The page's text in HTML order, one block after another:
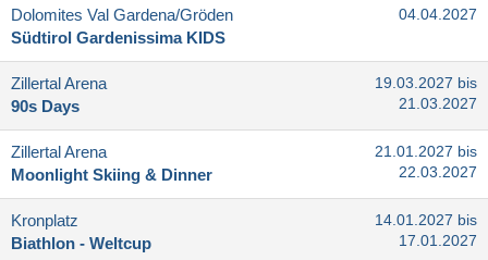
Dolomites Val Gardena/​Gröden
Südtirol Gardenissima KIDS
04.04.2027
Zillertal Arena
90s Days
19.03.2027 bis
21.03.2027
Zillertal Arena
Moonlight Skiing & Dinner
21.01.2027 bis
22.03.2027
Kronplatz
Biathlon - Weltcup
14.01.2027 bis
17.01.2027